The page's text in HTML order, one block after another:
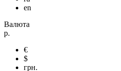
en
Валюта
р.
€
$
грн.